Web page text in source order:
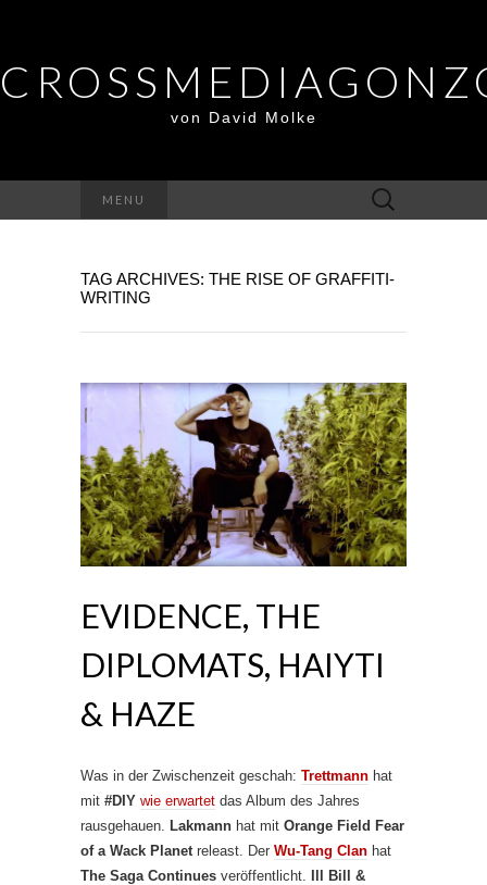
von David Molke
MENU
Suche
nach:
TAG ARCHIVES: THE RISE OF GRAFFITI-
WRITING
EVIDENCE, THE
DIPLOMATS, HAIYTI
& HAZE
Was in der Zwischenzeit geschah: Trettmann hat
mit #DIY wie erwartet das Album des Jahres
rausgehauen.
Lakmann hat mit Orange Field Fear
of a Wack Planet releast. Der Wu-Tang Clan hat
The Saga Continues veröffentlicht.
Ill Bill &